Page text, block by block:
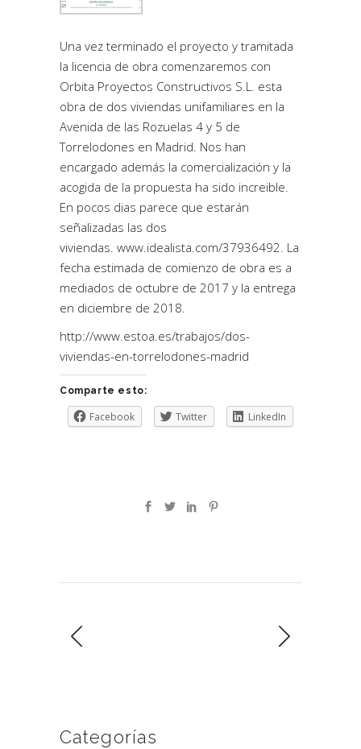
Una vez terminado el proyecto y tramitada
la licencia de obra comenzaremos con
Orbita Proyectos Constructivos S.L. esta
obra de dos viviendas unifamiliares en la
Avenida de las Rozuelas 4 y 5 de
Torrelodones en Madrid. Nos han
encargado además la comercialización y la
acogida de la propuesta ha sido increible.
En pocos dias parece que estarán
señalizadas las dos
viviendas. www.idealista.com/37936492. La
fecha estimada de comienzo de obra es a
mediados de octubre de 2017 y la entrega
en diciembre de 2018.
http://www.estoa.es/trabajos/dos-
viviendas-en-torrelodones-madrid
Comparte esto:
Facebook Twitter LinkedIn
Categorías